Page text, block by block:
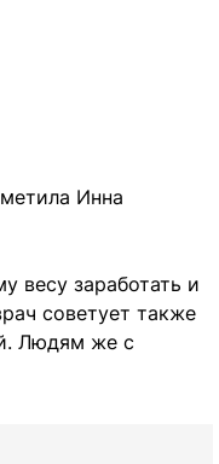
Инна
весу заработать и
советует также
Людям же с